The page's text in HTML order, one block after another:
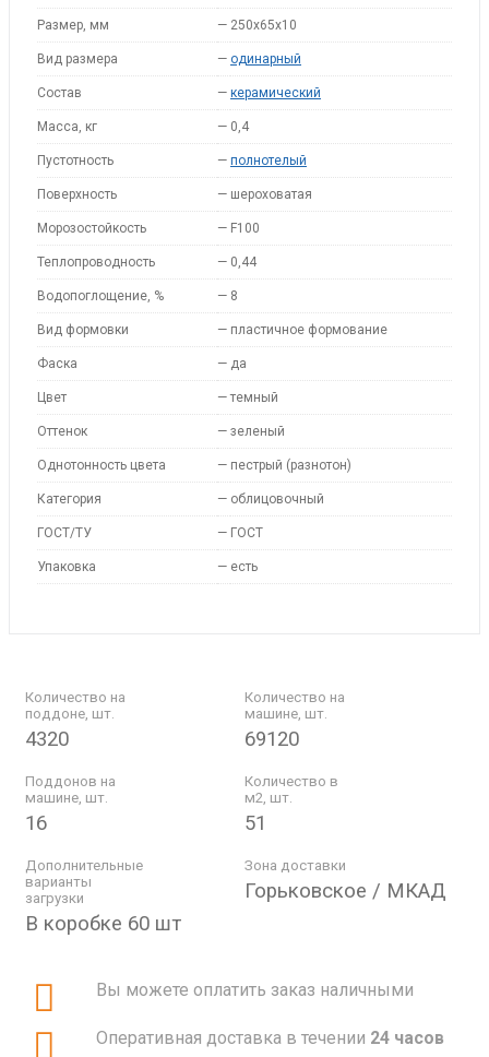
Размер, мм — 250х65х10
Вид размера — одинарный
Состав — керамический
Масса, кг — 0,4
Пустотность — полнотелый
Поверхность — шероховатая
Морозостойкость — F100
Теплопроводность — 0,44
Водопоглощение, % — 8
Вид формовки — пластичное формование
Фаска — да
Цвет — темный
Оттенок — зеленый
Однотонность цвета — пестрый (разнотон)
Категория — облицовочный
ГОСТ/ТУ — ГОСТ
Упаковка — есть
Количество на
поддоне, шт.
4320
Количество на
машине, шт.
69120
Поддонов на
машине, шт.
16
Количество в
м2, шт.
51
Дополнительные
варианты
загрузки
В коробке 60 шт
Зона доставки
Горьковское / МКАД
Вы можете оплатить заказ наличными
Оперативная доставка в течении 24 часов